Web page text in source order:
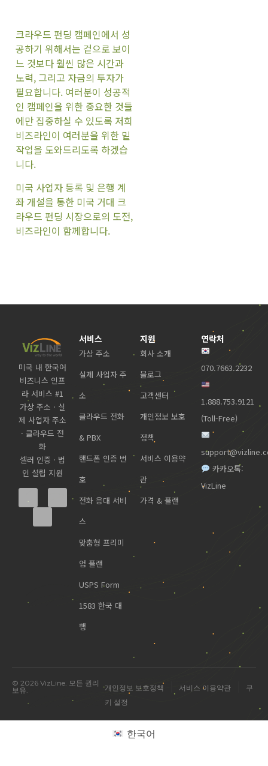
크라우드 펀딩 캠페인에서 성
공하기 위해서는 겉으로 보이
느 것보다 훨씬 많은 시간과
노력, 그리고 자금의 투자가
필요합니다. 여러분이 성공적
인 캠페인을 위한 중요한 것들
에만 집중하실 수 있도록 저희
비즈라인이 여러분을 위한 밑
작업을 도와드리도록 하겠습
니다.
미국 사업자 등록 및 은행 계
좌 개설을 통한 미국 거대 크
라우드 펀딩 시장으로의 도전,
비즈라인이 함께합니다.
미국 내 한국어
비즈니스 인프
라 서비스 #1
가상 주소 · 실
제 사업자 주소
· 클라우드 전
화
셀러 인증 · 법
인 설립 지원
서비스
가상 주소
실제 사업자 주
소
클라우드 전화
& PBX
핸드폰 인증 번
호
전화 응대 서비
스
맞춤형 프리미
엄 플랜
USPS Form
1583 한국 대
행
지원
회사 소개
블로그
고객센터
개인정보 보호
정책
서비스 이용약
관
가격 & 플랜
연락처
070.7663.2232
1.888.753.9121
(Toll-Free)
카카오톡:
VizLine
© 2026 VizLine. 모든 권리
보유.
개인정보 보호정책 서비스 이용약관
쿠
키 설정
한국어